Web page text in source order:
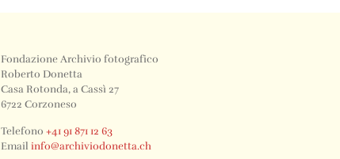
Fondazione Archivio fotografico
Roberto Donetta
Casa Rotonda, a Cassì 27
6722 Corzoneso
Telefono +41 91 871 12 63
Email info@archiviodonetta.ch